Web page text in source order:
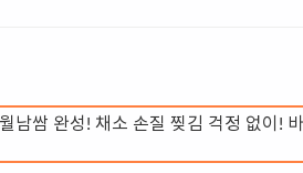
남쌈 완성! 채소 손질 찢김 걱정 없이!